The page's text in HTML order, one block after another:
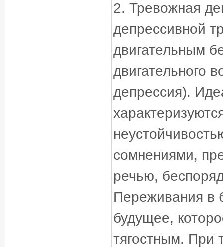
2. Тревожная
депрессивной
двигательным
двигательного
депрессия).
сомнениями,
речью,
Переживания в
будущее,
тягостным. При